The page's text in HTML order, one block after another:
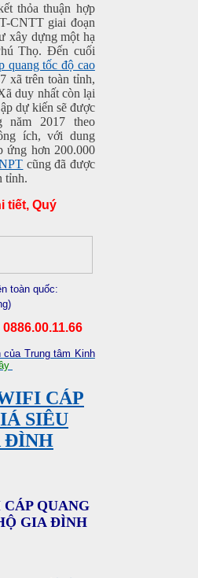
thỏa thuận hợp
CNTT giai đoạn
xây dựng một hạ
Thọ. Đến cuối
quang tốc độ cao
xã trên toàn tỉnh,
duy nhất còn lại
dự kiến sẽ được
năm 2017 theo
ích, với dung
ứng hơn 200.000
cũng đã được
tỉnh.
tiết, Quý
toàn quốc:
0886.00.11.66
Trung tâm Kinh
CÁP
SIÊU
ĐÌNH
QUANG
GIA ĐÌNH